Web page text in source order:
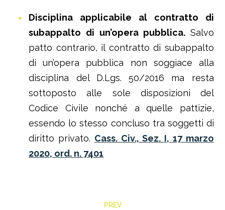
Disciplina applicabile al contratto di
subappalto di un’opera pubblica. Salvo
patto contrario, il contratto di subappalto
di un’opera pubblica non soggiace alla
disciplina del D.Lgs. 50/2016 ma resta
sottoposto alle sole disposizioni del
Codice Civile nonché a quelle pattizie,
essendo lo stesso concluso tra soggetti di
diritto privato. Cass. Civ., Sez. I, 17 marzo
2020, ord. n. 7401
PREV